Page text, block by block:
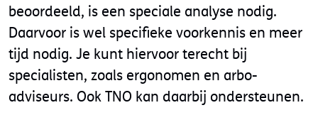
beoordeeld, is een speciale analyse nodig.
Daarvoor is wel specifieke voorkennis en meer
tijd nodig. Je kunt hiervoor terecht bij
specialisten, zoals ergonomen en arbo-
adviseurs. Ook TNO kan daarbij ondersteunen.